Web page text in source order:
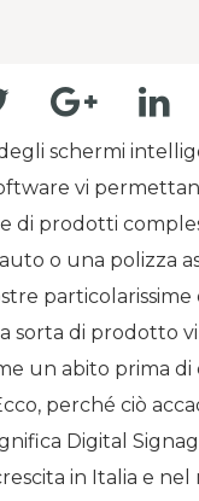
schermi
vi
di prodotti
o una polizza
particolarissime
sorta di prodotto
un abito prima di
perché ciò
Digital
in Italia e